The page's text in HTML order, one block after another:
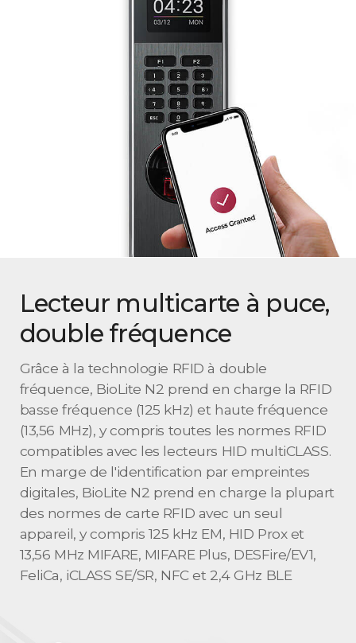
Lecteur multicarte à puce,
double fréquence
Grâce à la technologie RFID à double
fréquence, BioLite N2 prend en charge la RFID
basse fréquence (125 kHz) et haute fréquence
(13,56 MHz), y compris toutes les normes RFID
compatibles avec les lecteurs HID multiCLASS.
En marge de l'identification par empreintes
digitales, BioLite N2 prend en charge la plupart
des normes de carte RFID avec un seul
appareil, y compris 125 kHz EM, HID Prox et
13,56 MHz MIFARE, MIFARE Plus, DESFire/EV1,
FeliCa, iCLASS SE/SR, NFC et 2,4 GHz BLE